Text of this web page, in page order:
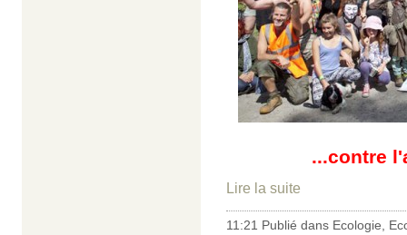
...contre
Lire la suite
11:21 Publié dans Ecologie